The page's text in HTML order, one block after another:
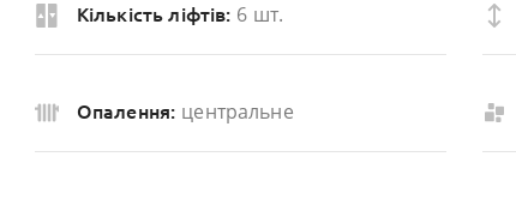
Кількість ліфтів: 6 шт.
Опалення: центральне